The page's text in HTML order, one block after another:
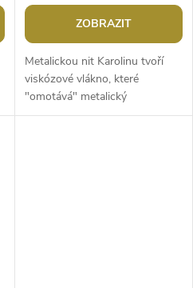
ZOBRAZIT
Metalickou nit Karolinu tvoří
viskózové vlákno, které
"omotává" metalický
polyesterový proužek. Díky